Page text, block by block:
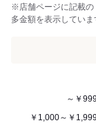
※店舗ページに記載の
多金額を表示していま
～￥999
￥1,000～￥1,999